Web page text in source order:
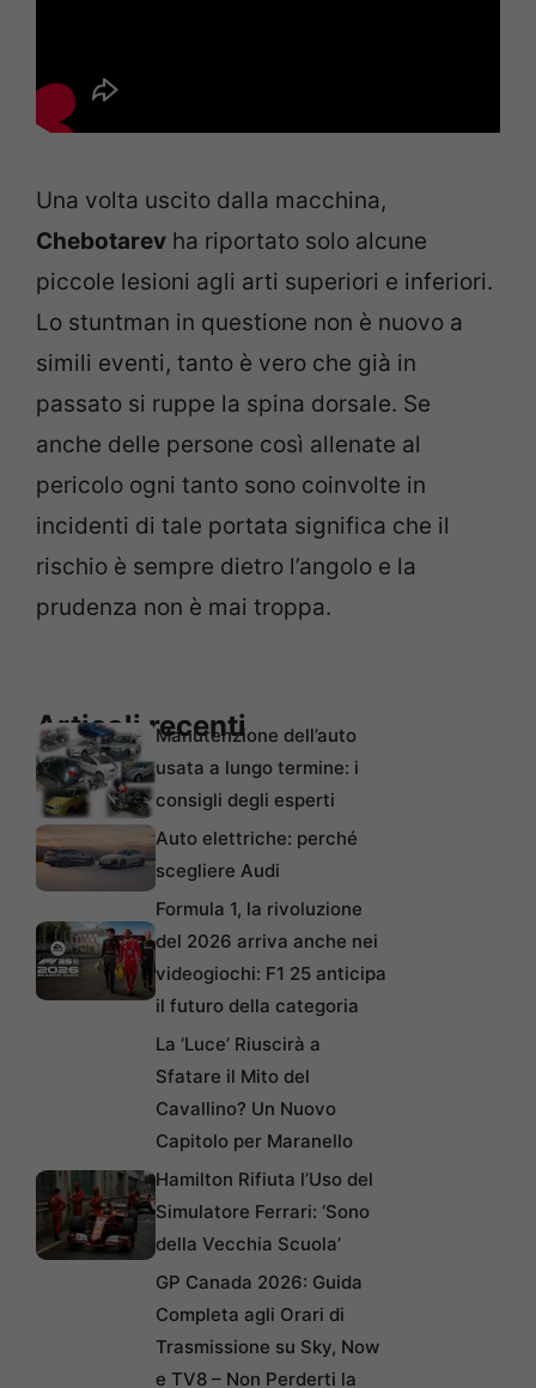
Una volta uscito dalla macchina,
Chebotarev ha riportato solo alcune
piccole lesioni agli arti superiori e inferiori.
Lo stuntman in questione non è nuovo a
simili eventi, tanto è vero che già in
passato si ruppe la spina dorsale. Se
anche delle persone così allenate al
pericolo ogni tanto sono coinvolte in
incidenti di tale portata significa che il
rischio è sempre dietro l’angolo e la
prudenza non è mai troppa.
Articoli recentiManutenzione dell’auto
usata a lungo termine: i
consigli degli esperti
Auto elettriche: perché
scegliere Audi
Formula 1, la rivoluzione
del 2026 arriva anche nei
videogiochi: F1 25 anticipa
il futuro della categoria
La ‘Luce’ Riuscirà a
Sfatare il Mito del
Cavallino? Un Nuovo
Capitolo per Maranello
Hamilton Rifiuta l’Uso del
Simulatore Ferrari: ‘Sono
della Vecchia Scuola’
GP Canada 2026: Guida
Completa agli Orari di
Trasmissione su Sky, Now
e TV8 – Non Perderti la